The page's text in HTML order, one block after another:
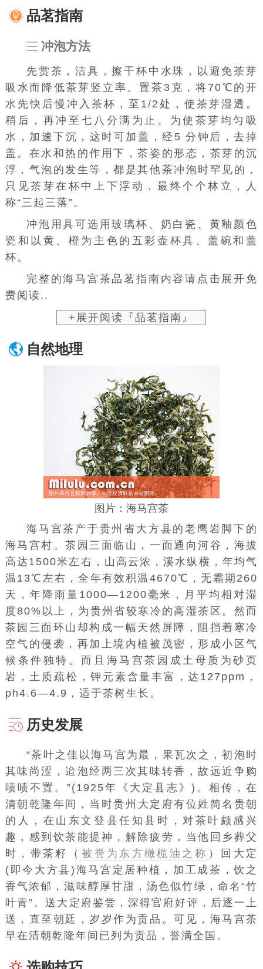
品茗指南
冲泡方法
先赏茶 ，洁具，擦干杯中水珠，以避免茶芽
吸水而降低茶芽竖立率。置茶 3克，将70℃的开
水先快后慢冲入茶杯，至1/2处，使茶芽湿透。
稍后，再冲至七八分满为止。为使茶芽均匀吸
水，加速下沉，这时可加盖，经5 分钟后，去掉
盖。在水和热的作用下，茶姿的形态，茶芽的沉
浮，气泡的发生等，都是其他茶冲泡时罕见的，
只见茶芽在杯中上下浮动，最终个个林立，人
称“三起三落”。
冲泡用具可选用玻璃杯 、奶白瓷、黄釉颜色
瓷和以黄、橙为主色的五彩壶杯具、盖碗和盖
杯。
完整的海马宫茶品茗指南内容请点击展开免
费阅读..
+展开阅读『品茗指南』
自然地理
图片：海马宫茶
海马宫茶产于贵州省大方县的老鹰岩脚下的
海马宫村。茶园三面临山，一面通向河谷，海拔
高达1500米左右，山高云浓，溪水纵横，年均气
温13℃左右，全年有效积温4670℃，无霜期260
天，年降雨量1000—1200毫米，月平均相对湿
度80%以上，为贵州省较寒冷的高湿茶区。然而
茶园三面环山却构成一幅天然屏障，阻挡着寒冷
空气的侵袭，再加上境内植被茂密，形成小区气
候条件独特。而且海马宫茶园成土母质为砂页
岩，土质疏松，钾元素含量丰富，达127ppm，
ph4.6—4.9，适于茶树生长。
历史发展
“茶叶之佳以海马宫为最，果瓦次之，初泡时
其味尚涩，迨泡经两三次其味转香，故远近争购
啧啧不置。”(1925年《大定县志》)。相传，在
清朝乾隆年间，当时贵州 大定府有位姓简名贵朝
的人，在山东文登县任知县时，对茶叶颇感兴
趣，感到饮茶能提神，解除疲劳，当他回乡葬父
时，带茶籽（ 被誉为东方橄榄油之称 ）回大定
(即今大方县) 海马 宫定居种植，加工成茶，饮之
香气浓郁，滋味醇厚甘甜，汤色似竹绿，命名“竹
叶青”。送大定府鉴尝，深得官府好评，后逐一上
送，直至朝廷，岁岁作为贡品。可见，海马宫茶
早在清朝乾隆年间已列为贡品，誉满全国。